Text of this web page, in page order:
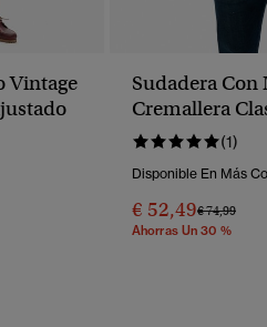
Vintage
Sudadera Con
Cremallera
(1)
Disponible En Más
€ 52,49Precio
€ 74,99A
Ahorras Un 30 %